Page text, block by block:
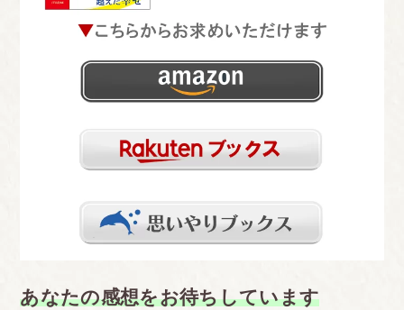
あなたの感想をお待ちしています